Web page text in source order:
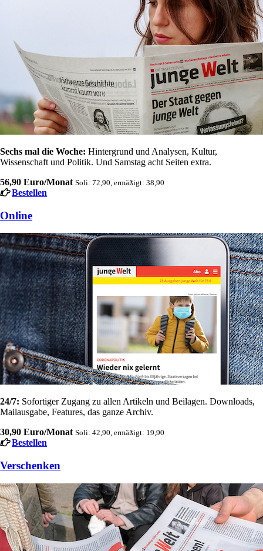
Sechs mal die Woche: Hintergrund und Analysen, Kultur,
Wissenschaft und Politik. Und Samstag acht Seiten extra.
56,90 Euro/Monat Soli: 72,90, ermäßigt: 38,90
Bestellen
Online
24/7: Sofortiger Zugang zu allen Artikeln und Beilagen. Downloads,
Mailausgabe, Features, das ganze Archiv.
30,90 Euro/Monat Soli: 42,90, ermäßigt: 19,90
Bestellen
Verschenken